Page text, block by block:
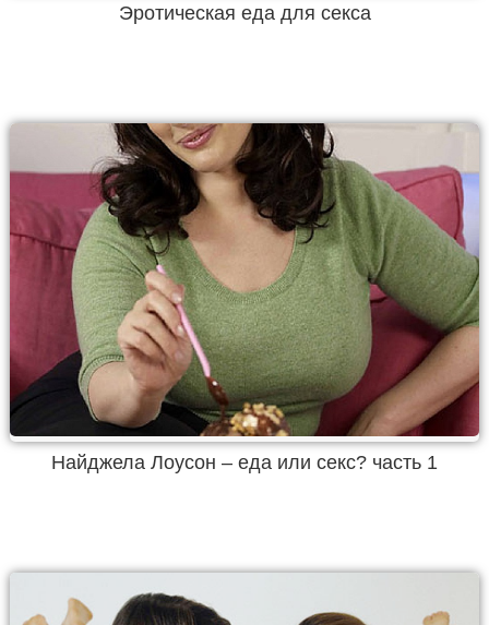
Эротическая еда для секса
Найджела Лоусон – еда или секс? часть 1